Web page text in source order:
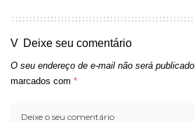
Deixe seu comentário
O seu endereço de e-mail não será publicado.
marcados com *